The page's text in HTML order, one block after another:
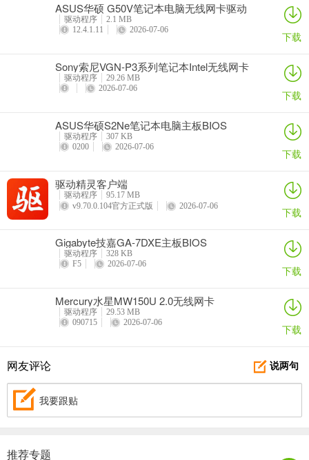
ASUS华硕 G50V笔记本电脑无线网卡驱动
驱动程序
2.1 MB
12.4.1.11
2026-07-06 下载
Sony索尼VGN-P3系列笔记本Intel无线网卡
驱动
驱动程序
29.26 MB
2026-07-06
下载
ASUS华硕S2Ne笔记本电脑主板BIOS
驱动程序
307 KB
0200
2026-07-06 下载
驱动精灵客户端
驱动程序
95.17 MB
v9.70.0.104官方正式版
2026-07-06 下载
Gigabyte技嘉GA-7DXE主板BIOS
驱动程序
328 KB
F5
2026-07-06 下载
Mercury水星MW150U 2.0无线网卡
驱动程序
29.53 MB
090715
2026-07-06 下载
说两句
网友评论
我要跟贴
推荐专题